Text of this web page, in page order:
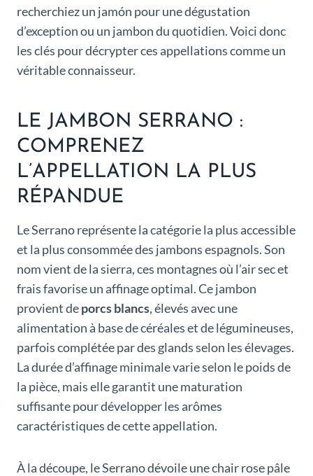
recherchiez un jamón pour une dégustation
d’exception ou un jambon du quotidien. Voici donc
les clés pour décrypter ces appellations comme un
véritable connaisseur.
LE JAMBON SERRANO :
COMPRENEZ
L’APPELLATION LA PLUS
RÉPANDUE
Le Serrano représente la catégorie la plus accessible
et la plus consommée des jambons espagnols. Son
nom vient de la sierra, ces montagnes où l’air sec et
frais favorise un affinage optimal. Ce jambon
provient deporcs blancs, élevés avec une
alimentation à base de céréales et de légumineuses,
parfois complétée par des glands selon les élevages.
La durée d’affinage minimale varie selon le poids de
la pièce, mais elle garantit une maturation
suffisante pour développer les arômes
caractéristiques de cette appellation.
À la découpe, le Serrano dévoile une chair rose pâle